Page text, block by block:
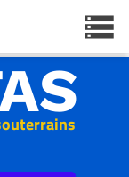
storage